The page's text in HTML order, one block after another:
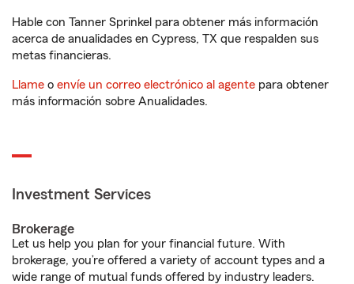
Hable con Tanner Sprinkel para obtener más información
acerca de anualidades en Cypress, TX que respalden sus
metas financieras.
Llame o envíe un correo electrónico al agente para obtener
más información sobre Anualidades.
Investment Services
Brokerage
Let us help you plan for your financial future. With
brokerage, you’re offered a variety of account types and a
wide range of mutual funds offered by industry leaders.